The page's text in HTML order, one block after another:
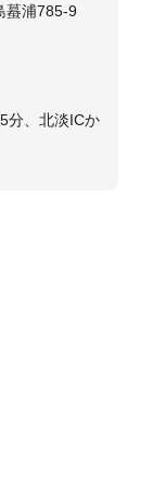
蟇浦785-9
分、北淡ICか